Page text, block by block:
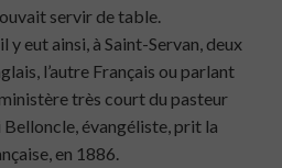
servir de table.
y eut ainsi, à Saint-Servan, deux
l’autre Français ou parlant
très court du pasteur
évangéliste, prit la
en 1886.